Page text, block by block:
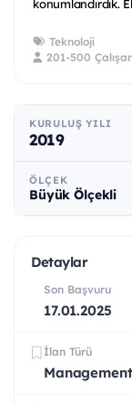
konumlandırdık.
Teknoloji
201-500
KURULUŞ YILI
2019
ÖLÇEK
Büyük Ölçekli
Detaylar
Son Başvuru
17.01.2025
İlan Türü